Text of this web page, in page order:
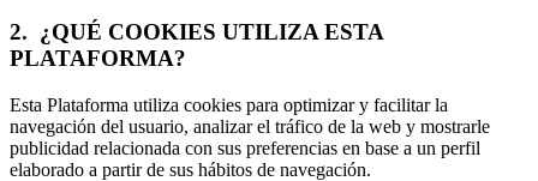
2. ¿QUÉ COOKIES UTILIZA ESTA
PLATAFORMA?
Esta Plataforma utiliza cookies para optimizar y facilitar la
navegación del usuario, analizar el tráfico de la web y mostrarle
publicidad relacionada con sus preferencias en base a un perfil
elaborado a partir de sus hábitos de navegación.